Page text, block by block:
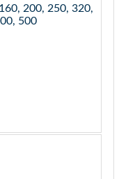
200, 250, 320,
500